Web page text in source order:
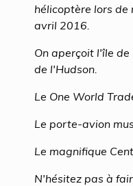
hélicoptère lors de
avril 2016.
On aperçoit l'île
de l'Hudson.
Le One World
Le porte-avion
Le magnifique
N'hésitez pas à